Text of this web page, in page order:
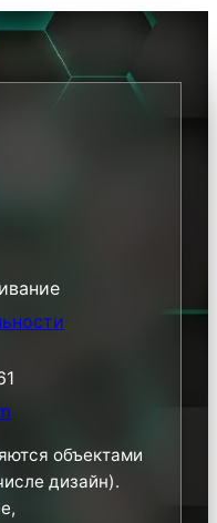
объектами
дизайн).